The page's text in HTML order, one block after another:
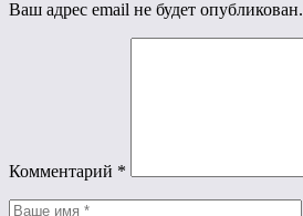
Ваш адрес email не будет опубликован.
Комментарий *